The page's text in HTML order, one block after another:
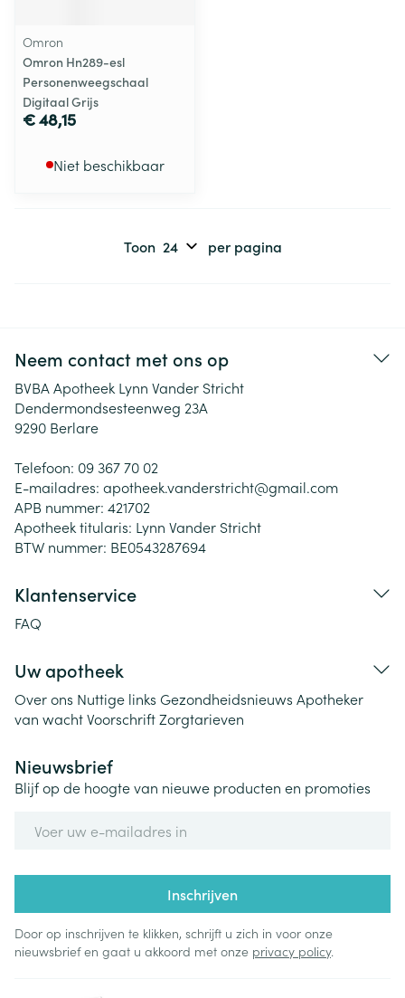
Omron
Omron Hn289-esl
Personenweegschaal
Digitaal Grijs
€ 48,15
Niet beschikbaar
Toon per pagina
Neem contact met ons op
BVBA Apotheek Lynn Vander Stricht
Dendermondsesteenweg 23A
9290 Berlare
Telefoon: 09 367 70 02
E-mailadres: apotheek.vanderstricht@gmail.com
APB nummer: 421702
Apotheek titularis: Lynn Vander Stricht
BTW nummer: BE0543287694
Klantenservice
FAQ
Uw apotheek
Over ons Nuttige links Gezondheidsnieuws Apotheker
van wachtVoorschriftZorgtarieven
Nieuwsbrief
Blijf op de hoogte van nieuwe producten en promoties
Inschrijven
Door op inschrijven te klikken, schrijft u zich in voor onze
nieuwsbrief en gaat u akkoord met onze privacy policy.